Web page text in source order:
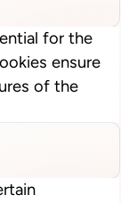
for the
ensure
of the